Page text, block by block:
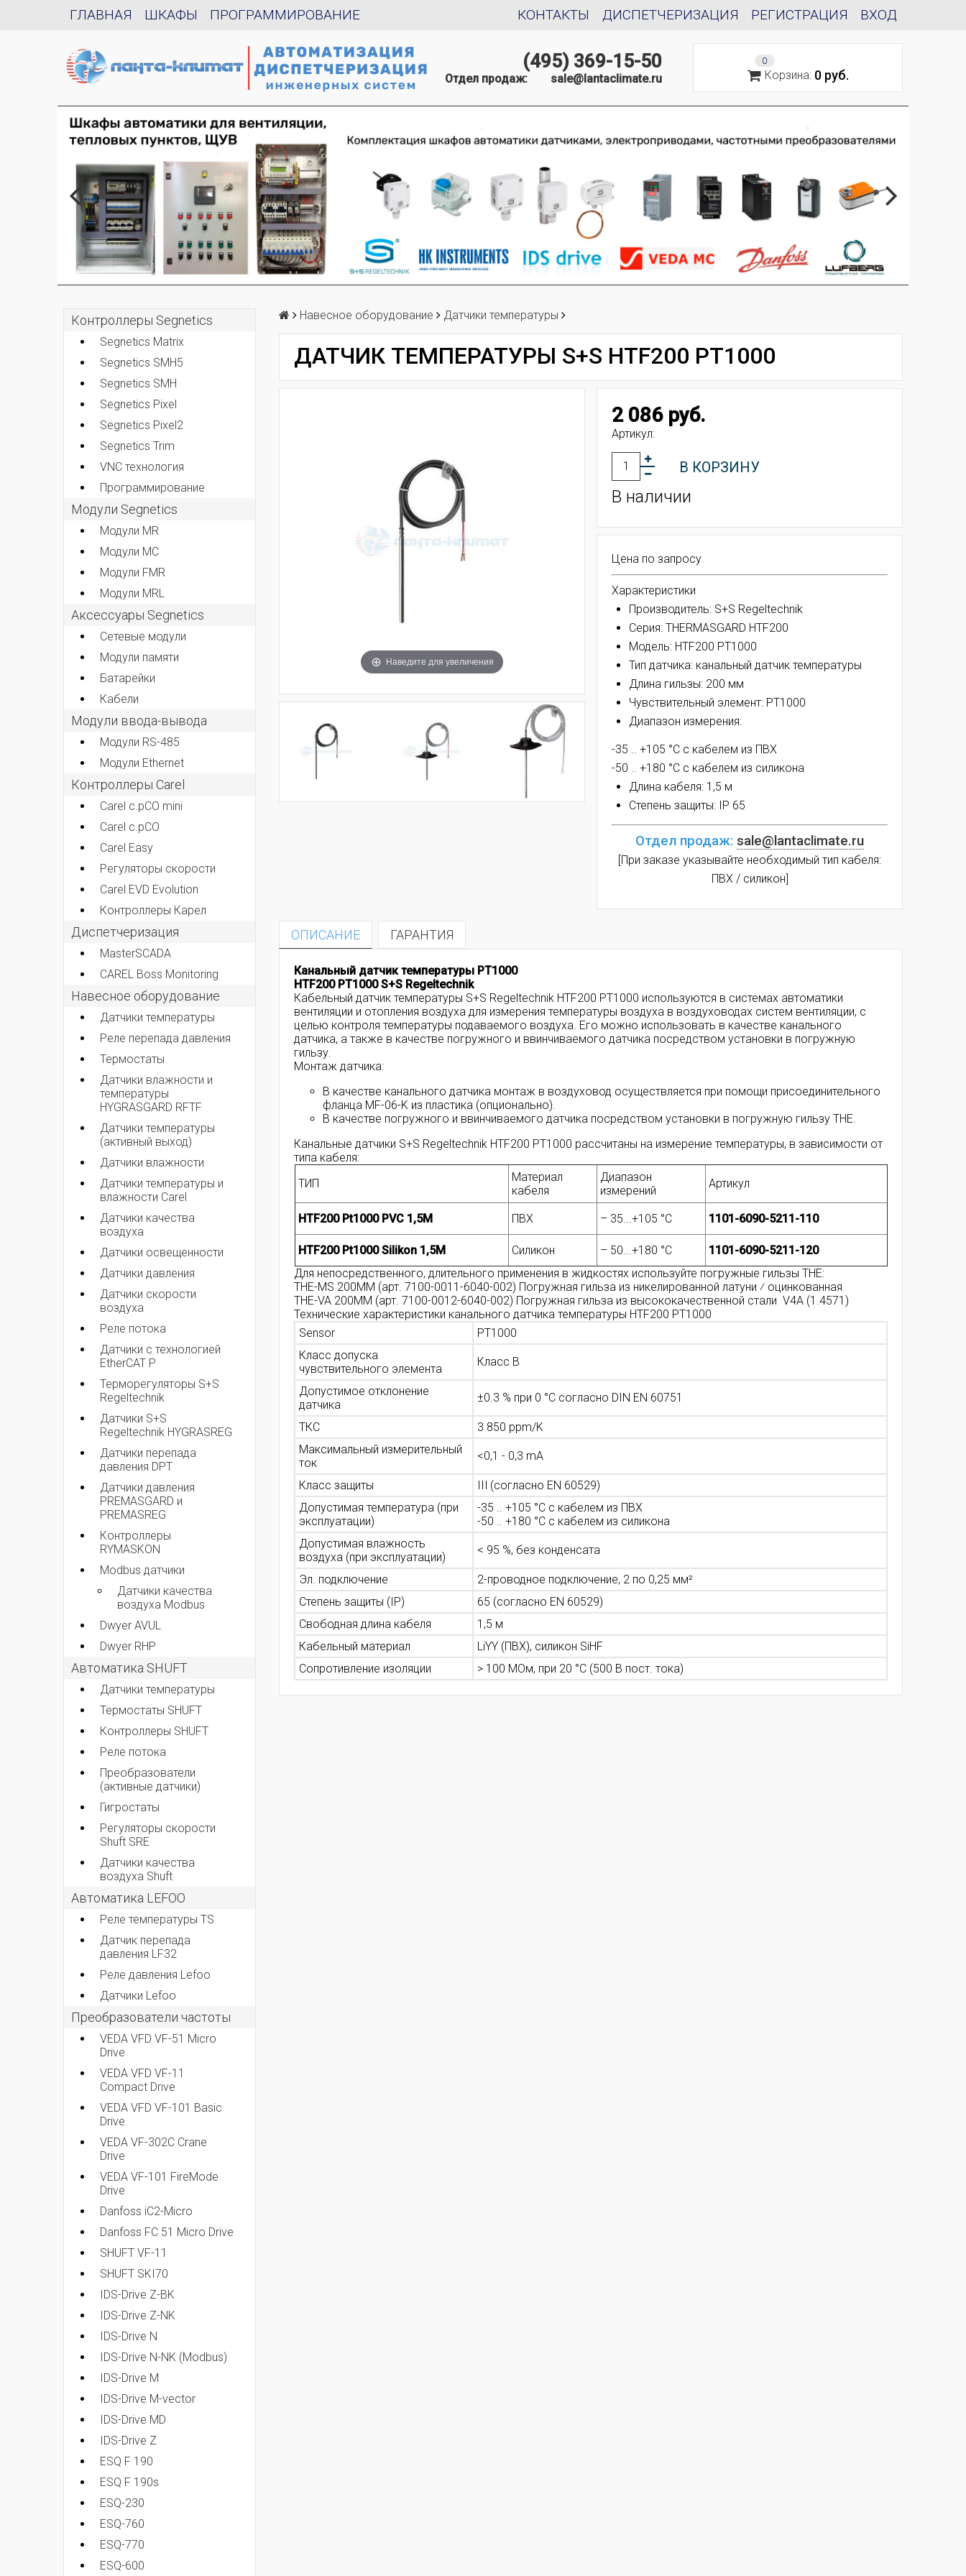
ГЛАВНАЯ ШКАФЫ ПРОГРАММИРОВАНИЕ ВХОД
РЕГИСТРАЦИЯ
ДИСПЕТЧЕРИЗАЦИЯ
КОНТАКТЫ
(495) 369-15-50
Отдел продаж: sale@lantaclimate.ru
0
Корзина: 0 руб.
Контроллеры Segnetics
Segnetics Matrix
Segnetics SMH5
Segnetics SMH
Segnetics Pixel
Segnetics Pixel2
Segnetics Trim
VNC технология
Программирование
Модули Segnetics
Модули MR
Модули MC
Модули FMR
Модули MRL
Аксессуары Segnetics
Сетевые модули
Модули памяти
Батарейки
Кабели
Модули ввода-вывода
Модули RS-485
Модули Ethernet
Контроллеры Carel
Carel c.pCO mini
Carel c.pCO
Carel Easy
Регуляторы скорости
Carel EVD Evolution
Контроллеры Карел
Диспетчеризация
MasterSCADA
CAREL Boss Monitoring
Навесное оборудование
Датчики температуры
Реле перепада давления
Термостаты
Датчики влажности и
температуры
HYGRASGARD RFTF
Датчики температуры
(активный выход)
Датчики влажности
Датчики температуры и
влажности Carel
Датчики качества
воздуха
Датчики освещенности
Датчики давления
Датчики скорости
воздуха
Реле потока
Датчики с технологией
EtherCAT P
Терморегуляторы S+S
Regeltechnik
Датчики S+S
Regeltechnik HYGRASREG
Датчики перепада
давления DPT
Датчики давления
PREMASGARD и
PREMASREG
Контроллеры
RYMASKON
Modbus датчики
Датчики качества
воздуха Modbus
Dwyer AVUL
Dwyer RHP
Автоматика SHUFT
Датчики температуры
Термостаты SHUFT
Контроллеры SHUFT
Реле потока
Преобразователи
(активные датчики)
Гигростаты
Регуляторы скорости
Shuft SRE
Датчики качества
воздуха Shuft
Автоматика LEFOO
Реле температуры TS
Датчик перепада
давления LF32
Реле давления Lefoo
Датчики Lefoo
Преобразователи частоты
VEDA VFD VF-51 Micro
Drive
VEDA VFD VF-11
Compact Drive
VEDA VFD VF-101 Basic
Drive
VEDA VF-302C Crane
Drive
VEDA VF-101 FireMode
Drive
Danfoss iC2-Micro
Danfoss FC 51 Micro Drive
SHUFT VF-11
SHUFT SKI70
IDS-Drive Z-BK
IDS-Drive Z-NK
IDS-Drive N
IDS-Drive N-NK (Modbus)
IDS-Drive M
IDS-Drive M-vector
IDS-Drive MD
IDS-Drive Z
ESQ F 190
ESQ F 190s
ESQ-230
ESQ-760
ESQ-770
ESQ-600
Навесное оборудование Датчики температуры
ДАТЧИК ТЕМПЕРАТУРЫ S+S HTF200 PT1000
Наведите для увеличения
2 086 руб.
Артикул:
В КОРЗИНУ
В наличии
Цена по запросу
Характеристики
Производитель: S+S Regeltechnik
Серия: THERMASGARD HTF200
Модель: HTF200 PT1000
Тип датчика: канальный датчик температуры
Длина гильзы: 200 мм
Чувствительный элемент: PT1000
Диапазон измерения:
-35 .. +105 °C с кабелем из ПВХ
-50 .. +180 °C с кабелем из силикона
Длина кабеля: 1,5 м
Степень защиты: IP 65
Отдел продаж: sale@lantaclimate.ru
[При заказе указывайте необходимый тип кабеля:
ПВХ / силикон]
ОПИСАНИЕ ГАРАНТИЯ
Канальный датчик температуры PT1000
HTF200 PT1000 S+S Regeltechnik
Кабельный датчик температуры S+S Regeltechnik HTF200 PT1000 используются в системах автоматики
вентиляции и отопления воздуха для измерения температуры воздуха в воздуховодах систем вентиляции, с
целью контроля температуры подаваемого воздуха. Его можно использовать в качестве канального
датчика, а также в качестве погружного и ввинчиваемого датчика посредством установки в погружную
гильзу.
Монтаж датчика:
В качестве канального датчика монтаж в воздуховод осуществляется при помощи присоединительного
фланца MF-06-K из пластика (опционально).
В качестве погружного и ввинчиваемого датчика посредством установки в погружную гильзу THE.
Канальные датчики S+S Regeltechnik HTF200 PT1000 рассчитаны на измерение температуры, в зависимости от
типа кабеля:
ТИП
Материал
кабеля
Диапазон
измерений
Артикул
HTF200 Pt1000 PVC 1,5M ПВХ – 35...+105 °C 1101-6090-5211-110
HTF200 Pt1000 Silikon 1,5M Силикон – 50...+180 °C
1101-6090-5211-120
Для непосредственного, длительного применения в жидкостях используйте погружные гильзы THE:
THE-MS 200MM (арт. 7100-0011-6040-002) Погружная гильза из никелированной латуни ⁄ оцинкованная
THE-VA 200MM (арт. 7100-0012-6040-002) Погружная гильза из высококачественной стали V4A (1.4571)
Технические характеристики канального датчика температуры HTF200 PT1000
Sensor
PT1000
Класс допуска
чувствительного элемента
Класс В
Допустимое отклонение
датчика
±0.3 % при 0 °C согласно DIN EN 60751
ТКС
3 850 ppm/K
Максимальный измерительный
ток
<0,1 - 0,3 mA
Класс защиты
III (согласно EN 60529)
Допустимая температура (при
эксплуатации)
-35 .. +105 °C с кабелем из ПВХ
-50 .. +180 °C с кабелем из силикона
Допустимая влажность
воздуха (при эксплуатации)
< 95 %, без конденсата
Эл. подключение
2-проводное подключение, 2 по 0,25 мм²
Степень защиты (IP)
65 (согласно EN 60529)
Свободная длина кабеля
1,5 м
Кабельный материал
LiYY (ПВХ), силикон SiHF
Сопротивление изоляции
> 100 МОм, при 20 °C (500 В пост. тока)